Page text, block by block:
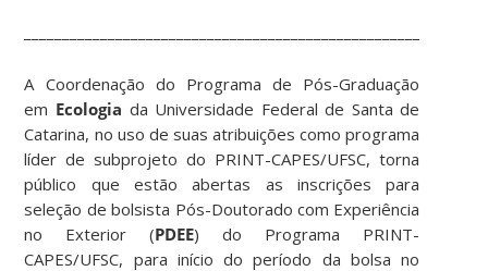
A Coordenação do Programa de Pós-Graduação
em Ecologia da Universidade Federal de Santa de
Catarina, no uso de suas atribuições como programa
líder de subprojeto do PRINT-CAPES/UFSC, torna
público que estão abertas as inscrições para
seleção de bolsista Pós-Doutorado com Experiência
no Exterior (PDEE) do Programa PRINT-
CAPES/UFSC, para início do período da bolsa no